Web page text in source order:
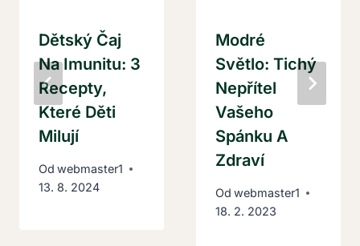
Dětský Čaj
Na Imunitu: 3
Recepty,
Které Děti
Milují
Od webmaster1
13. 8. 2024
Modré
Světlo: Tichý
Nepřítel
Vašeho
Spánku A
Zdraví
Od webmaster1
18. 2. 2023